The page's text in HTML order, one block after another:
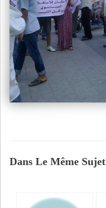
Dans Le Même Sujet